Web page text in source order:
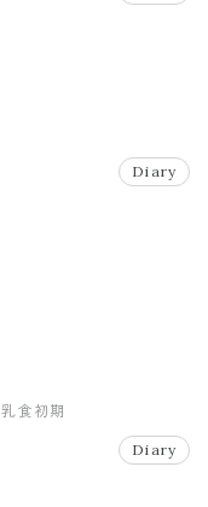
Diary
食初期
Diary